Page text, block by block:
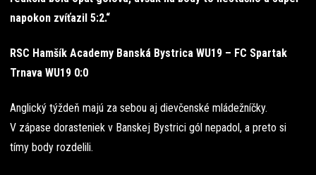
napokon zvíťazil 5:2.“
RSC Hamšík Academy Banská Bystrica WU19 – FC Spartak
Trnava WU19 0:0
Anglický týždeň majú za sebou aj dievčenské mládežníčky.
V zápase dorasteniek v Banskej Bystrici gól nepadol, a preto si
tímy body rozdelili.